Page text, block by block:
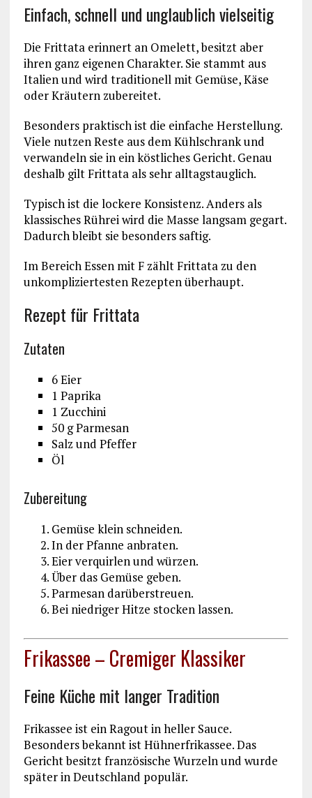
Einfach, schnell und unglaublich vielseitig
Die Frittata erinnert an Omelett, besitzt aber
ihren ganz eigenen Charakter. Sie stammt aus
Italien und wird traditionell mit Gemüse, Käse
oder Kräutern zubereitet.
Besonders praktisch ist die einfache Herstellung.
Viele nutzen Reste aus dem Kühlschrank und
verwandeln sie in ein köstliches Gericht. Genau
deshalb gilt Frittata als sehr alltagstauglich.
Typisch ist die lockere Konsistenz. Anders als
klassisches Rührei wird die Masse langsam gegart.
Dadurch bleibt sie besonders saftig.
Im Bereich Essen mit F zählt Frittata zu den
unkompliziertesten Rezepten überhaupt.
Rezept für Frittata
Zutaten
6 Eier
1 Paprika
1 Zucchini
50 g Parmesan
Salz und Pfeffer
Öl
Zubereitung
Gemüse klein schneiden.
In der Pfanne anbraten.
Eier verquirlen und würzen.
Über das Gemüse geben.
Parmesan darüberstreuen.
Bei niedriger Hitze stocken lassen.
Frikassee – Cremiger Klassiker
Feine Küche mit langer Tradition
Frikassee ist ein Ragout in heller Sauce.
Besonders bekannt ist Hühnerfrikassee. Das
Gericht besitzt französische Wurzeln und wurde
später in Deutschland populär.